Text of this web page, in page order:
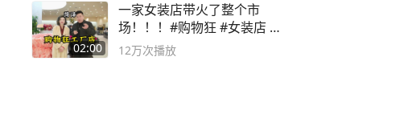
02:00
一家女装店带火了整个市
场！！！#购物狂 #女装店 #
高品质女装
12万次播放